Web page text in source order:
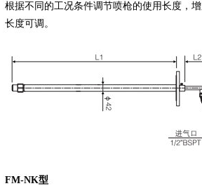
根据不同的工况条件调节喷枪的使用长度，增
长度可调。
FM-NK型